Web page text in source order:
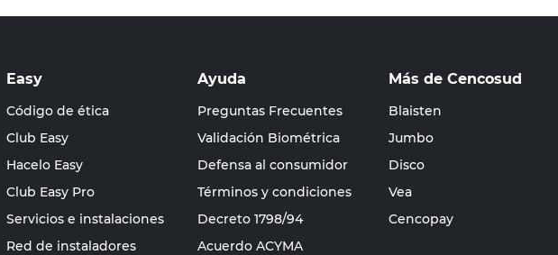
Easy
Código de ética
Club Easy
Hacelo Easy
Club Easy Pro
Servicios e instalaciones
Red de instaladores
Ayuda
Preguntas Frecuentes
Validación Biométrica
Defensa al consumidor
Términos y condiciones
Decreto 1798/94
Acuerdo ACYMA
Más de Cencosud
Blaisten
Jumbo
Disco
Vea
Cencopay